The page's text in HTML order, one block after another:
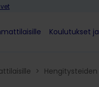
Koulutukset
>